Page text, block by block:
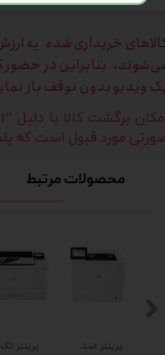
خریداریشده به ارزش
بنابراین در حضور
ویدیو بدون توقف باز
برگشت کالا با دلیل
مورد قبول است که
محصولات مرتبط
پرینتر استوک لیزری اچ‌ پی مدل HP M611dn